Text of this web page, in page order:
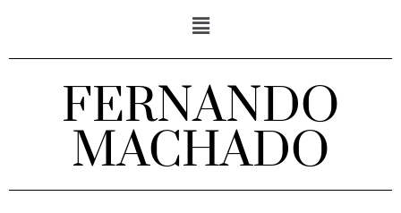
FERNANDO
MACHADO